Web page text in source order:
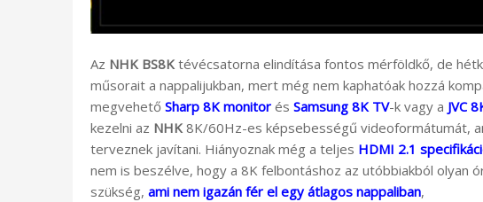
Az NHK BS8K tévécsatorna elindítása fontos mérföldkő, de
műsorait a nappalijukban, mert még nem kaphatóak hozzá
megvehető Sharp 8K monitor és Samsung 8K TV-k vagy a JVC
kezelni az NHK 8K/60Hz-es képsebességű videoformátumát,
terveznek javítani. Hiányoznak még a teljes HDMI 2.1
nem is beszélve, hogy a 8K felbontáshoz az utóbbiakból olyan
szükség, ami nem igazán fér el egy átlagos nappaliban,